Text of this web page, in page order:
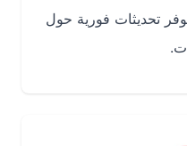
فورية حول